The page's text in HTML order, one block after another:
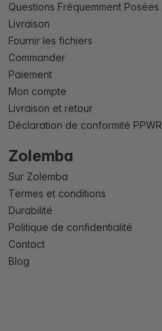
Questions Fréquemment Posées
Livraison
Fournir les fichiers
Commander
Paiement
Mon compte
Livraison et retour
Déclaration de conformité PPWR
Zolemba
Sur Zolemba
Termes et conditions
Durabilité
Politique de confidentialité
Contact
Blog